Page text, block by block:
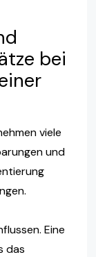
bei
viele
und
Eine
das